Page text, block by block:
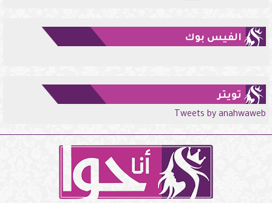
الفيس بوك
تويتر
Tweets by anahwaweb